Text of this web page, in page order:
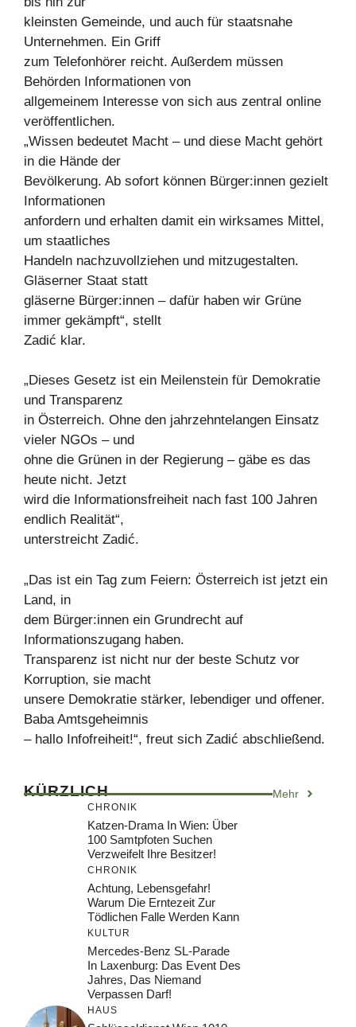
kleinsten Gemeinde, und auch für staatsnahe
Unternehmen. Ein Griff
zum Telefonhörer reicht. Außerdem müssen
Behörden Informationen von
allgemeinem Interesse von sich aus zentral online
veröffentlichen.
„Wissen bedeutet Macht – und diese Macht gehört
in die Hände der
Bevölkerung. Ab sofort können Bürger:innen gezielt
Informationen
anfordern und erhalten damit ein wirksames Mittel,
um staatliches
Handeln nachzuvollziehen und mitzugestalten.
Gläserner Staat statt
gläserne Bürger:innen – dafür haben wir Grüne
immer gekämpft“, stellt
Zadić klar.
„Dieses Gesetz ist ein Meilenstein für Demokratie
und Transparenz
in Österreich. Ohne den jahrzehntelangen Einsatz
vieler NGOs – und
ohne die Grünen in der Regierung – gäbe es das
heute nicht. Jetzt
wird die Informationsfreiheit nach fast 100 Jahren
endlich Realität“,
unterstreicht Zadić.
„Das ist ein Tag zum Feiern: Österreich ist jetzt ein
Land, in
dem Bürger:innen ein Grundrecht auf
Informationszugang haben.
Transparenz ist nicht nur der beste Schutz vor
Korruption, sie macht
unsere Demokratie stärker, lebendiger und offener.
Baba Amtsgeheimnis
– hallo Infofreiheit!“, freut sich Zadić abschließend.
KÜRZLICH Mehr
CHRONIK
Katzen-Drama In Wien: Über
100 Samtpfoten Suchen
Verzweifelt Ihre Besitzer!
CHRONIK
Achtung, Lebensgefahr!
Warum Die Erntezeit Zur
Tödlichen Falle Werden Kann
KULTUR
Mercedes-Benz SL-Parade
In Laxenburg: Das Event Des
Jahres, Das Niemand
Verpassen Darf!
HAUS